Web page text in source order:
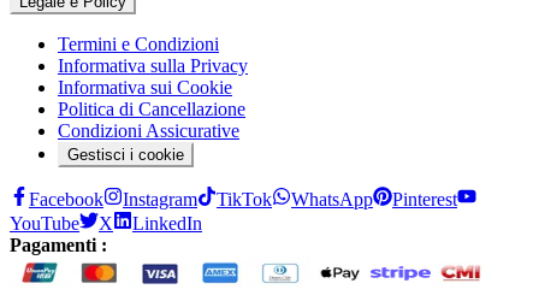
Termini e Condizioni
Informativa sulla Privacy
Informativa sui Cookie
Politica di Cancellazione
Condizioni Assicurative
Gestisci i cookie
Facebook Instagram TikTok WhatsApp
Pinterest
YouTube
X
LinkedIn
Pagamenti :